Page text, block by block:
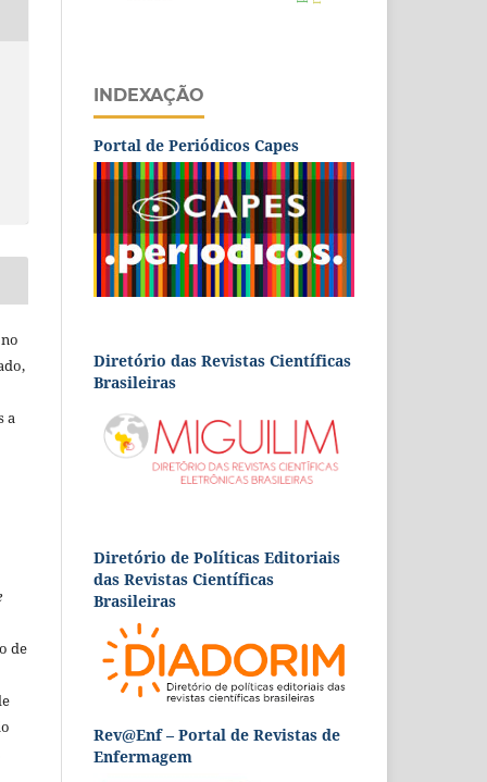
a
de
INDEXAÇÃO
Portal de Periódicos Capes
Diretório das Revistas Científicas
Brasileiras
Diretório de Políticas Editoriais
das Revistas Científicas
Brasileiras
Rev@Enf – Portal de Revistas de
Enfermagem